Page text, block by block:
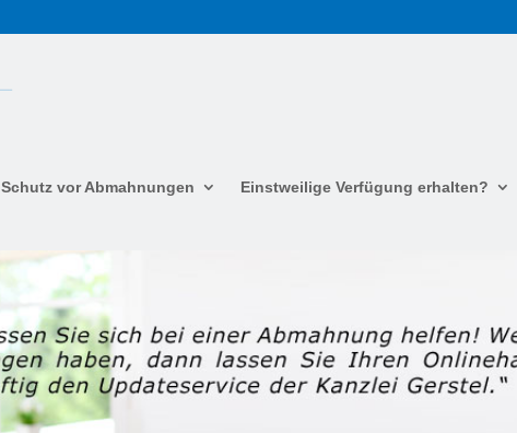
Schutz vor Abmahnungen Einstweilige Verfügung erhalten?